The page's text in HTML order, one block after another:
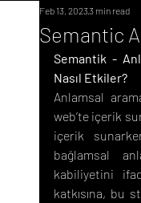
Semantic
Feb 13, 20233 min read
Semantik -
Nasıl Etkiler?
Anlamsal
web’te içerik
içerik
bağlamsal
kabiliyetini
katkısına, bu